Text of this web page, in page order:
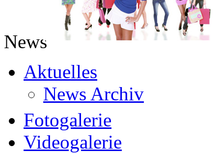
News
Aktuelles
News Archiv
Fotogalerie
Videogalerie